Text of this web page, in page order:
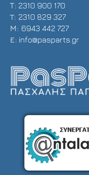
Τ: 2310 900 170
T: 2310 829 327
Μ: 6943 442 727
E: info@pasparts.gr